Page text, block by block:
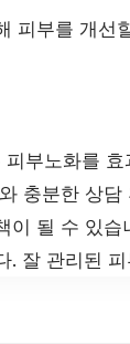
피부를 개선
부노화를
충분한 상
이 될 수 있습
. 잘 관리된